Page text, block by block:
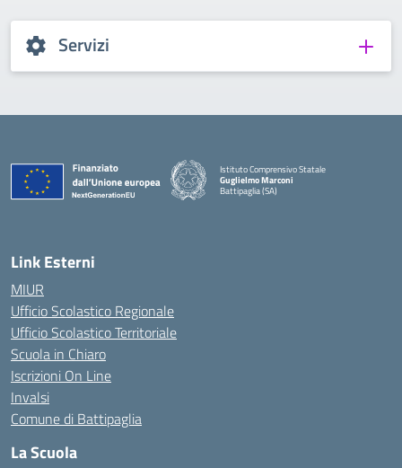
Servizi
Istituto Comprensivo Statale
Guglielmo Marconi
Battipaglia (SA)
— Visita la pagina iniziale della scuola
Link Esterni
MIUR
Ufficio Scolastico Regionale
Ufficio Scolastico Territoriale
Scuola in Chiaro
Iscrizioni On Line
Invalsi
Comune di Battipaglia
La Scuola